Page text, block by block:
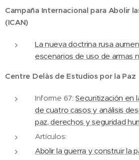
Campaña Internacional para Abolir
(ICAN)
La nueva doctrina rusa
escenarios de uso de armas
Centre Delàs de Estudios por la Paz
Informe 67:Securitización en
de cuatro casos y análisis
paz, derechos y seguridad
Artículos:
Abolir la guerra y construir la